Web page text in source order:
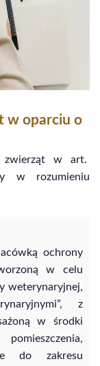
w oparciu o
zwierząt w art.
w rozumieniu
ochrony
w celu
weterynaryjnej,
z
w środki
do zakresu